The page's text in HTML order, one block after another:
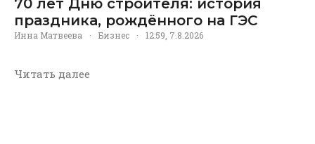
70 лет Дню строителя: история
праздника, рождённого на ГЭС
Инна Матвеева · Бизнес · 12:59, 7.8.2026
Читать далее